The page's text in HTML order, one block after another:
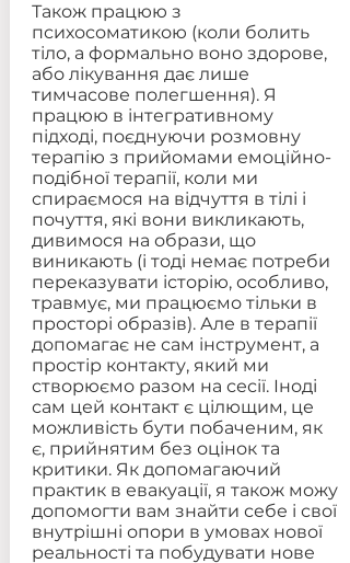
Також працюю з
психосоматикою (коли болить
тіло, а формально воно здорове,
або лікування дає лише
тимчасове полегшення). Я
працюю в інтегративному
підході, поєднуючи розмовну
терапію з прийомами емоційно-
подібної терапії, коли ми
спираємося на відчуття в тілі і
почуття, які вони викликають,
дивимося на образи, що
виникають (і тоді немає потреби
переказувати історію, особливо,
травмує, ми працюємо тільки в
просторі образів). Але в терапії
допомагає не сам інструмент, а
простір контакту, який ми
створюємо разом на сесії. Іноді
сам цей контакт є цілющим, це
можливість бути побаченим, як
є, прийнятим без оцінок та
критики. Як допомагаючий
практик в евакуації, я також можу
допомогти вам знайти себе і свої
внутрішні опори в умовах нової
реальності та побудувати нове